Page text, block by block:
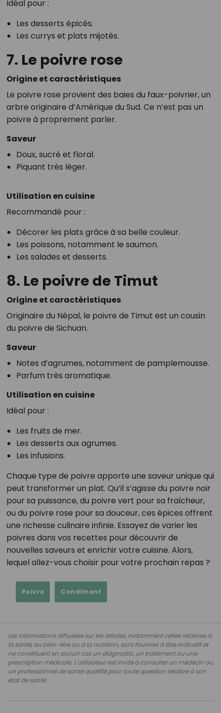
Idéal pour :
Les desserts épicés.
Les currys et plats mijotés.
7. Le poivre rose
Origine et caractéristiques
Le poivre rose provient des baies du faux-poivrier, un
arbre originaire d’Amérique du Sud. Ce n’est pas un
poivre à proprement parler.
Saveur
Doux, sucré et floral.
Piquant très léger.
Utilisation en cuisine
Recommandé pour :
Décorer les plats grâce à sa belle couleur.
Les poissons, notamment le saumon.
Les salades et desserts.
8. Le poivre de Timut
Origine et caractéristiques
Originaire du Népal, le poivre de Timut est un cousin
du poivre de Sichuan.
Saveur
Notes d’agrumes, notamment de pamplemousse.
Parfum très aromatique.
Utilisation en cuisine
Idéal pour :
Les fruits de mer.
Les desserts aux agrumes.
Les infusions.
Chaque type de poivre apporte une saveur unique qui
peut transformer un plat. Qu’il s’agisse du poivre noir
pour sa puissance, du poivre vert pour sa fraîcheur,
ou du poivre rose pour sa douceur, ces épices offrent
une richesse culinaire infinie. Essayez de varier les
poivres dans vos recettes pour découvrir de
nouvelles saveurs et enrichir votre cuisine. Alors,
lequel allez-vous choisir pour votre prochain repas ?
Poivre Condiment
Les informations diffusées sur les articles, notamment celles relatives à
la santé, au bien-être ou à la nutrition, sont fournies à titre indicatif et
ne constituent en aucun cas un diagnostic, un traitement ou une
prescription médicale. L'utilisateur est invité à consulter un médecin ou
un professionnel de santé qualifié pour toute question relative à son
état de santé.